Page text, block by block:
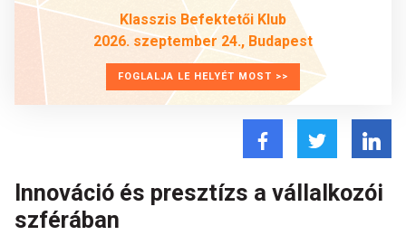
Klasszis Befektetői Klub
2026. szeptember 24., Budapest
FOGLALJA LE HELYÉT MOST >>
Innováció és presztízs a vállalkozói
szférában